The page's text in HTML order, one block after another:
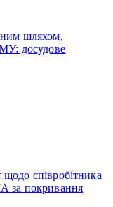
шляхом,
досудове
співробітника
за покривання